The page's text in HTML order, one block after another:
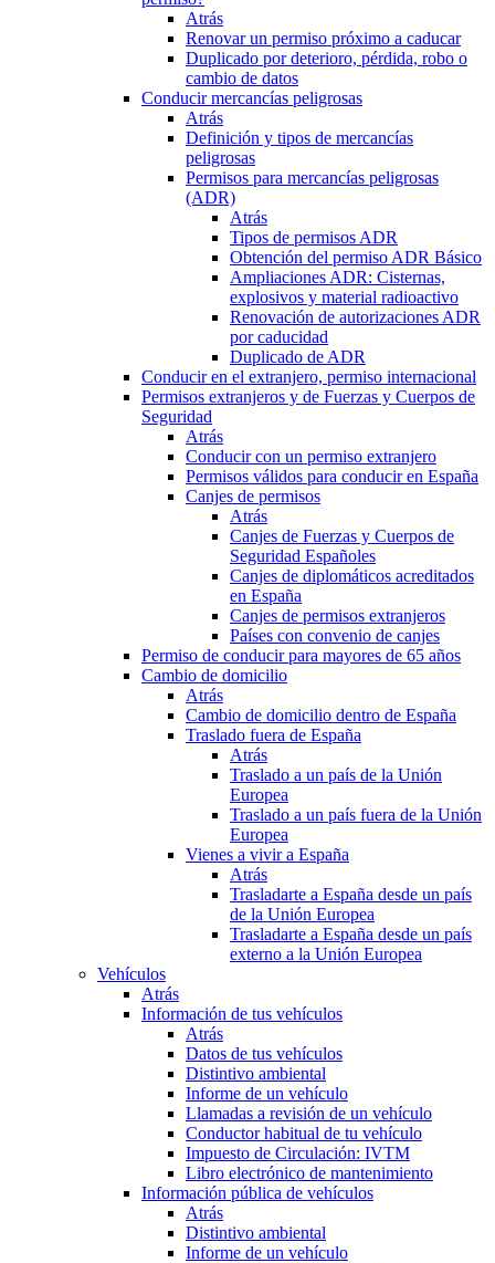
Atrás
Renovar un permiso próximo a caducar
Duplicado por deterioro, pérdida, robo o
cambio de datos
Conducir mercancías peligrosas
Atrás
Definición y tipos de mercancías
peligrosas
Permisos para mercancías peligrosas
(ADR)
Atrás
Tipos de permisos ADR
Obtención del permiso ADR Básico
Ampliaciones ADR: Cisternas,
explosivos y material radioactivo
Renovación de autorizaciones ADR
por caducidad
Duplicado de ADR
Conducir en el extranjero, permiso internacional
Permisos extranjeros y de Fuerzas y Cuerpos de
Seguridad
Atrás
Conducir con un permiso extranjero
Permisos válidos para conducir en España
Canjes de permisos
Atrás
Canjes de Fuerzas y Cuerpos de
Seguridad Españoles
Canjes de diplomáticos acreditados
en España
Canjes de permisos extranjeros
Países con convenio de canjes
Permiso de conducir para mayores de 65 años
Cambio de domicilio
Atrás
Cambio de domicilio dentro de España
Traslado fuera de España
Atrás
Traslado a un país de la Unión
Europea
Traslado a un país fuera de la Unión
Europea
Vienes a vivir a España
Atrás
Trasladarte a España desde un país
de la Unión Europea
Trasladarte a España desde un país
externo a la Unión Europea
Vehículos
Atrás
Información de tus vehículos
Atrás
Datos de tus vehículos
Distintivo ambiental
Informe de un vehículo
Llamadas a revisión de un vehículo
Conductor habitual de tu vehículo
Impuesto de Circulación: IVTM
Libro electrónico de mantenimiento
Información pública de vehículos
Atrás
Distintivo ambiental
Informe de un vehículo